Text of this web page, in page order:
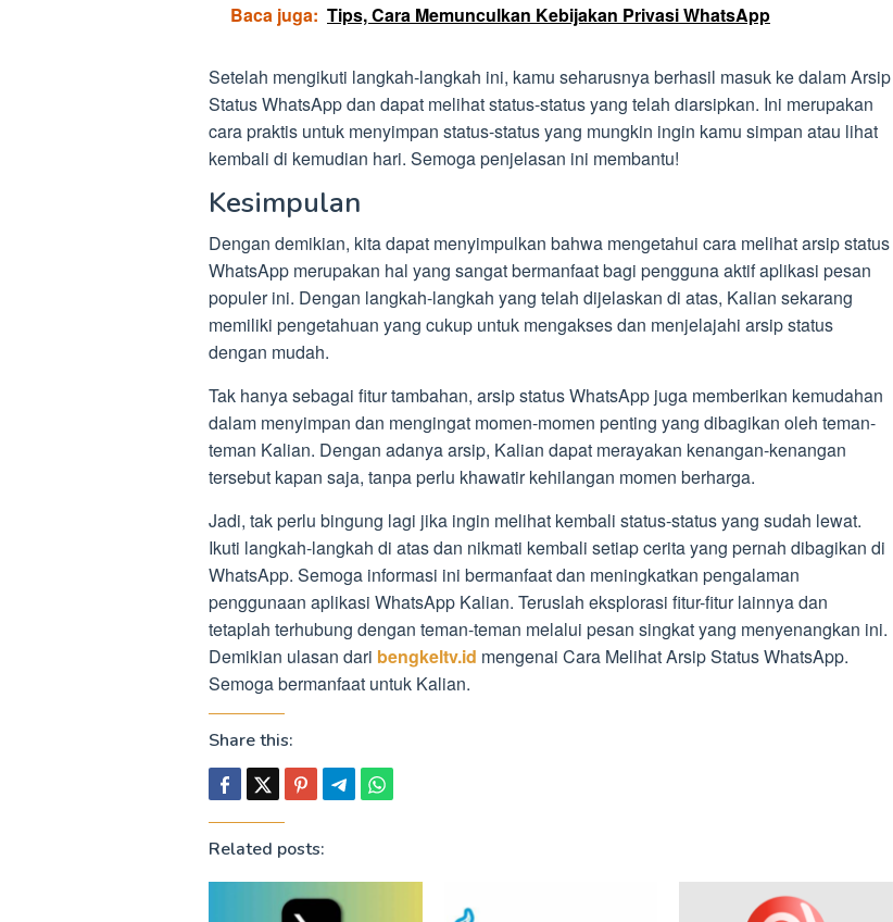
Baca juga: Tips, Cara Memunculkan Kebijakan Privasi WhatsApp
Setelah mengikuti langkah-langkah ini, kamu seharusnya berhasil masuk ke dalam Arsip
Status WhatsApp dan dapat melihat status-status yang telah diarsipkan. Ini merupakan
cara praktis untuk menyimpan status-status yang mungkin ingin kamu simpan atau lihat
kembali di kemudian hari. Semoga penjelasan ini membantu!
Kesimpulan
Dengan demikian, kita dapat menyimpulkan bahwa mengetahui cara melihat arsip status
WhatsApp merupakan hal yang sangat bermanfaat bagi pengguna aktif aplikasi pesan
populer ini. Dengan langkah-langkah yang telah dijelaskan di atas, Kalian sekarang
memiliki pengetahuan yang cukup untuk mengakses dan menjelajahi arsip status
dengan mudah.
Tak hanya sebagai fitur tambahan, arsip status WhatsApp juga memberikan kemudahan
dalam menyimpan dan mengingat momen-momen penting yang dibagikan oleh teman-
teman Kalian. Dengan adanya arsip, Kalian dapat merayakan kenangan-kenangan
tersebut kapan saja, tanpa perlu khawatir kehilangan momen berharga.
Jadi, tak perlu bingung lagi jika ingin melihat kembali status-status yang sudah lewat.
Ikuti langkah-langkah di atas dan nikmati kembali setiap cerita yang pernah dibagikan di
WhatsApp. Semoga informasi ini bermanfaat dan meningkatkan pengalaman
penggunaan aplikasi WhatsApp Kalian. Teruslah eksplorasi fitur-fitur lainnya dan
tetaplah terhubung dengan teman-teman melalui pesan singkat yang menyenangkan ini.
Demikian ulasan dari bengkeltv.id mengenai Cara Melihat Arsip Status WhatsApp.
Semoga bermanfaat untuk Kalian.
Share this:
Related posts: